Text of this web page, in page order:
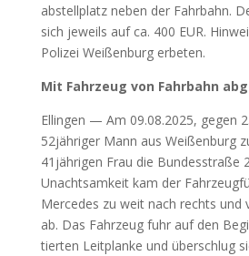
ab­stell­platz neben der Fahr­bahn.
sich jeweils auf ca. 400 EUR.
Poli­zei Wei­ßen­burg erbe­ten.
Mit Fahr­zeug von Fahr­bahn
Ellin­gen — Am 09.08.2025, gegen
52jähriger Mann aus Wei­ßen­burg
41jährigen Frau die Bun­des­stra­ße
Unacht­sam­keit kam der
Mer­ce­des zu weit nach rechts und
ab. Das Fahr­zeug fuhr auf den
tier­ten Leit­plan­ke und über­schlug